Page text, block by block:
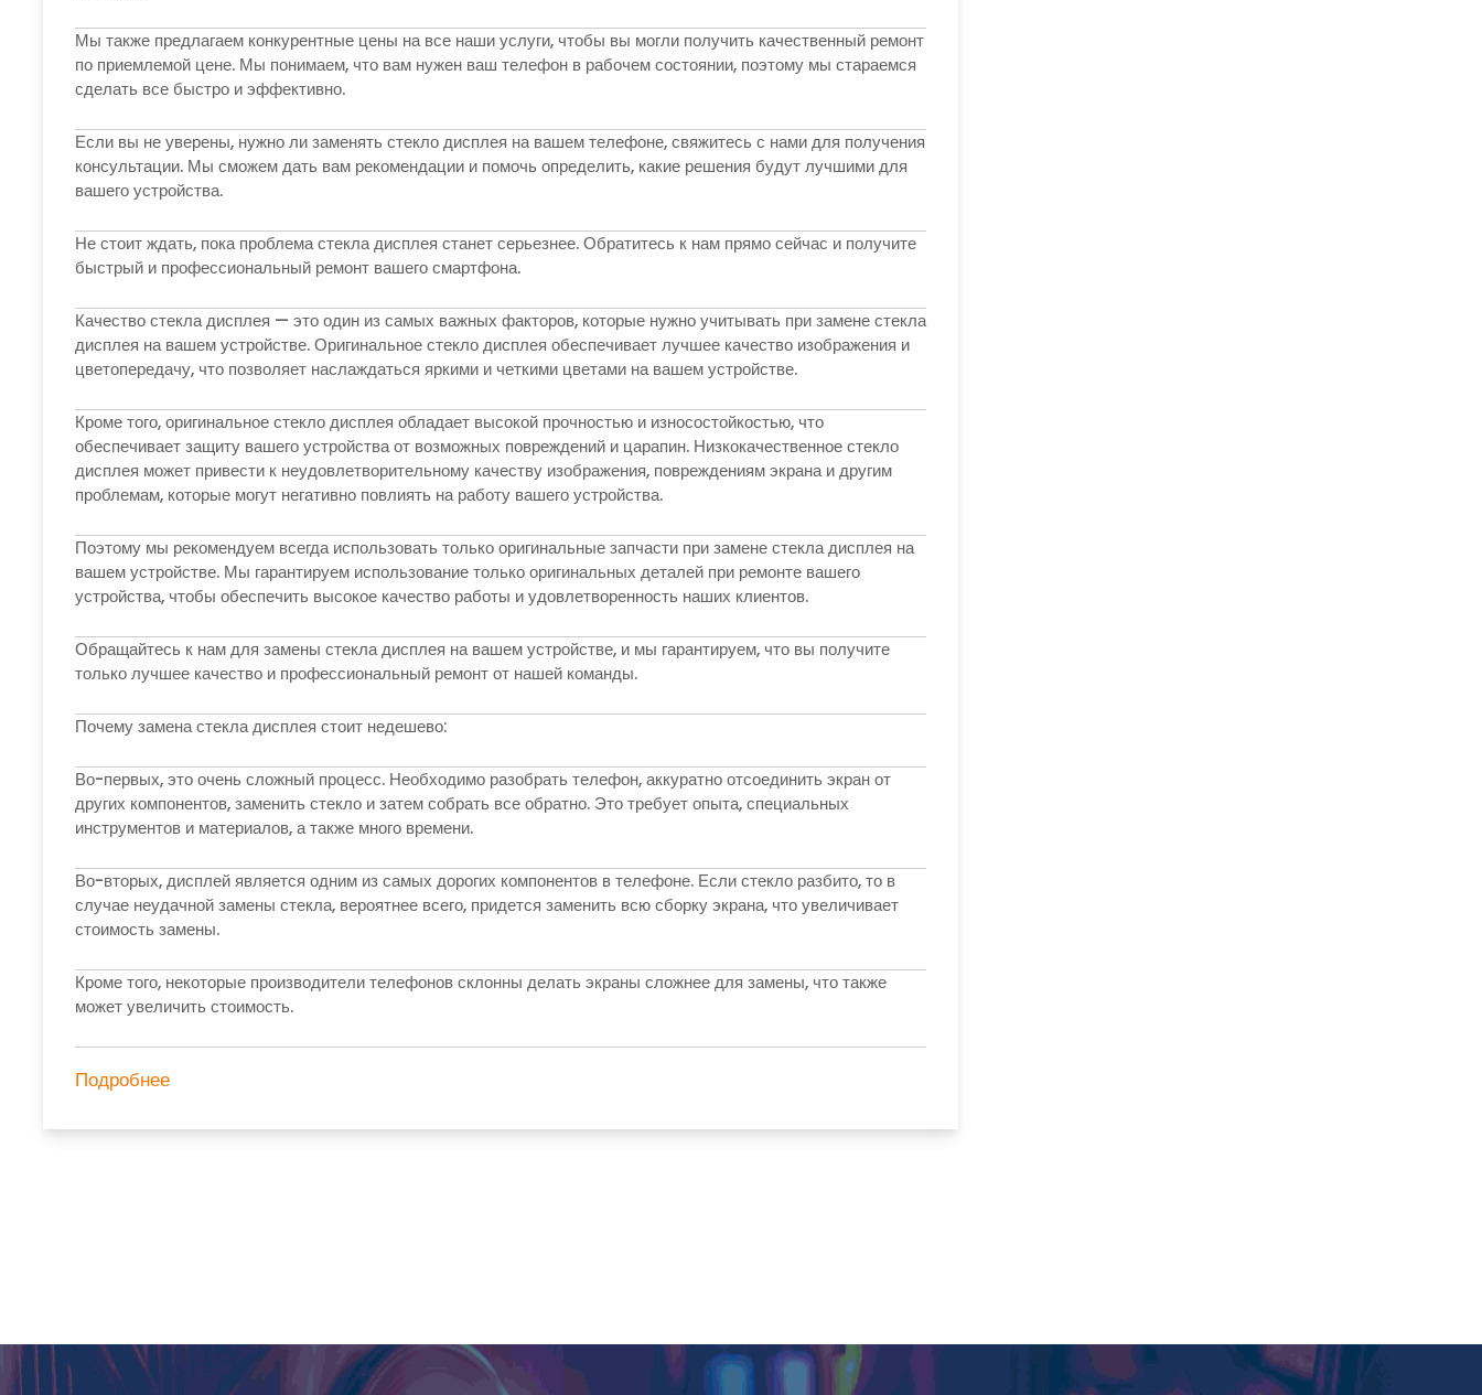
Мы также предлагаем конкурентные цены на все наши услуги, чтобы вы могли получить качественный ремонт
по приемлемой цене. Мы понимаем, что вам нужен ваш телефон в рабочем состоянии, поэтому мы стараемся
сделать все быстро и эффективно.
Если вы не уверены, нужно ли заменять стекло дисплея на вашем телефоне, свяжитесь с нами для получения
консультации. Мы сможем дать вам рекомендации и помочь определить, какие решения будут лучшими для
вашего устройства.
Не стоит ждать, пока проблема стекла дисплея станет серьезнее. Обратитесь к нам прямо сейчас и получите
быстрый и профессиональный ремонт вашего смартфона.
Качество стекла дисплея — это один из самых важных факторов, которые нужно учитывать при замене стекла
дисплея на вашем устройстве. Оригинальное стекло дисплея обеспечивает лучшее качество изображения и
цветопередачу, что позволяет наслаждаться яркими и четкими цветами на вашем устройстве.
Кроме того, оригинальное стекло дисплея обладает высокой прочностью и износостойкостью, что
обеспечивает защиту вашего устройства от возможных повреждений и царапин. Низкокачественное стекло
дисплея может привести к неудовлетворительному качеству изображения, повреждениям экрана и другим
проблемам, которые могут негативно повлиять на работу вашего устройства.
Поэтому мы рекомендуем всегда использовать только оригинальные запчасти при замене стекла дисплея на
вашем устройстве. Мы гарантируем использование только оригинальных деталей при ремонте вашего
устройства, чтобы обеспечить высокое качество работы и удовлетворенность наших клиентов.
Обращайтесь к нам для замены стекла дисплея на вашем устройстве, и мы гарантируем, что вы получите
только лучшее качество и профессиональный ремонт от нашей команды.
Почему замена стекла дисплея стоит недешево:
Во-первых, это очень сложный процесс. Необходимо разобрать телефон, аккуратно отсоединить экран от
других компонентов, заменить стекло и затем собрать все обратно. Это требует опыта, специальных
инструментов и материалов, а также много времени.
Во-вторых, дисплей является одним из самых дорогих компонентов в телефоне. Если стекло разбито, то в
случае неудачной замены стекла, вероятнее всего, придется заменить всю сборку экрана, что увеличивает
стоимость замены.
Кроме того, некоторые производители телефонов склонны делать экраны сложнее для замены, что также
может увеличить стоимость.
Подробнее